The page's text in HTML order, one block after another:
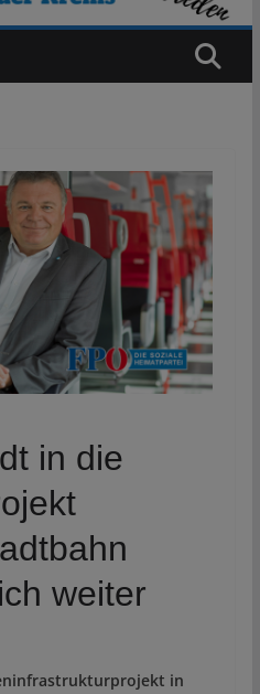
in die
weiter
in